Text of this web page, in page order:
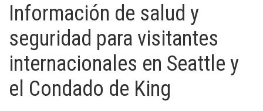
Información de salud y
seguridad para visitantes
internacionales en Seattle y
el Condado de King